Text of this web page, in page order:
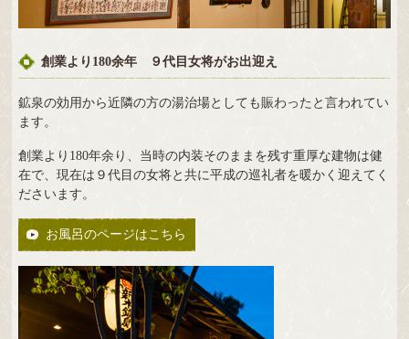
創業より180余年 ９代目女将がお出迎え
鉱泉の効用から近隣の方の湯治場としても賑わったと言われてい
ます。
創業より180年余り、当時の内装そのままを残す重厚な建物は健
在で、現在は９代目の女将と共に平成の巡礼者を暖かく迎えてく
ださいます。
お風呂のページはこちら